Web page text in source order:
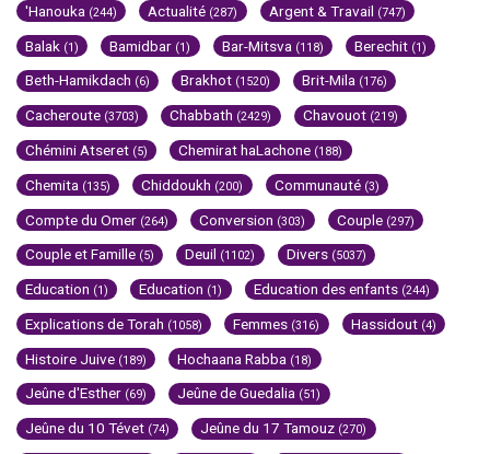
'Hanouka (244) Actualité (287) Argent & Travail (747)
Balak (1) Bamidbar (1) Bar-Mitsva (118) Berechit (1)
Beth-Hamikdach (6) Brakhot (1520) Brit-Mila (176)
Cacheroute (3703) Chabbath (2429) Chavouot (219)
Chémini Atseret (5) Chemirat haLachone (188)
Chemita (135) Chiddoukh (200) Communauté (3)
Compte du Omer (264) Conversion (303) Couple (297)
Couple et Famille (5) Deuil (1102) Divers (5037)
Education (1) Education (1) Education des enfants (244)
Explications de Torah (1058) Femmes (316) Hassidout (4)
Histoire Juive (189) Hochaana Rabba (18)
Jeûne d'Esther (69) Jeûne de Guedalia (51)
Jeûne du 10 Tévet (74) Jeûne du 17 Tamouz (270)